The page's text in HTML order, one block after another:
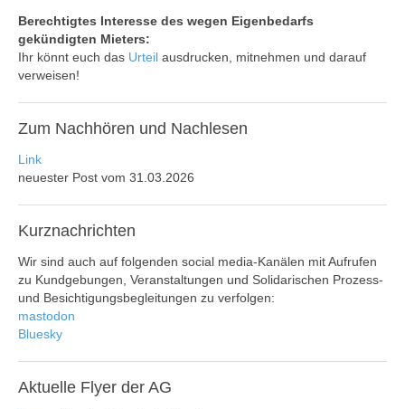
Berechtigtes Interesse des wegen Eigenbedarfs
gekündigten Mieters:
Ihr könnt euch das Urteil ausdrucken, mitnehmen und darauf
verweisen!
Zum Nachhören und Nachlesen
Link
neuester Post vom 31.03.2026
Kurznachrichten
Wir sind auch auf folgenden social media-Kanälen mit Aufrufen
zu Kundgebungen, Veranstaltungen und Solidarischen Prozess-
und Besichtigungsbegleitungen zu verfolgen:
mastodon
Bluesky
Aktuelle Flyer der AG